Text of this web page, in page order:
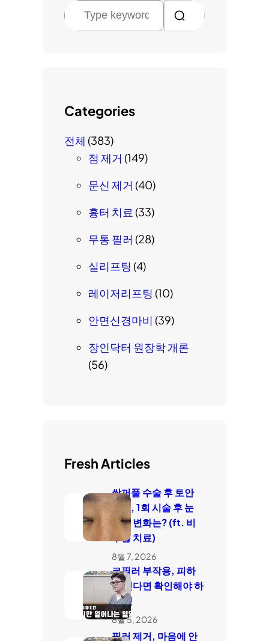
Categories
전체 (383)
점 제거 (149)
문신 제거 (40)
흉터 치료 (33)
무통 필러 (28)
실리프팅 (4)
레이저리프팅 (10)
안면신경마비 (39)
장인닥터 원장학 개론
(56)
Fresh Articles
쌍꺼풀 수술 후 토안
치료, 1회 시술 후 눈
감김 변화는? (ft. 비
수술 치료)
8월 7, 2026
코필러 부작용, 피하
고 싶다면 확인해야 하
는 것
8월 5, 2026
필러 제거, 마음에 안